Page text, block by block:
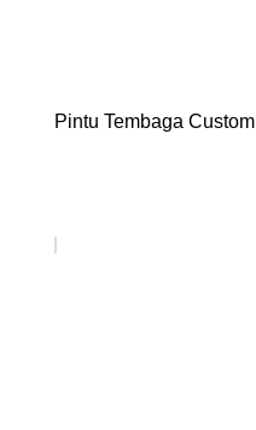
Pintu Tembaga Custom